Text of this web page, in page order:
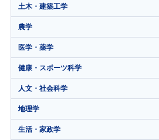
土木・建築工学
農学
医学・薬学
健康・スポーツ科学
人文・社会科学
地理学
生活・家政学